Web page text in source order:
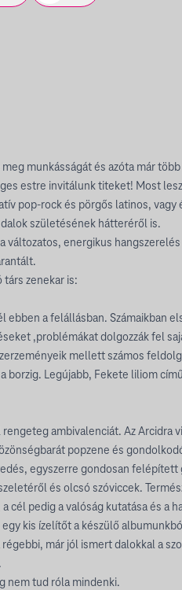
munkásságát és azóta már
estre invitálunk titeket! Most
pop-rock és pörgős latinos, vagy
születésének hátteréről is.
változatos, energikus hangszerelés
társ zenekar is:
ebben a felállásban. Számaikban
,problémákat dolgozzák fel
mellett számos
borzig. Legújabb, Fekete liliom
ambivalenciát. Az Arcidra
popzene és
egyszerre gondosan felépített
és olcsó szóviccek.
cél pedig a valóság kutatása és a
kis ízelítőt a készülő
már jól ismert dalokkal a
nem tud róla mindenki.